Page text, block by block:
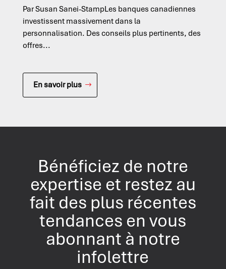
Par Susan Sanei-StampLes banques canadiennes
investissent massivement dans la
personnalisation. Des conseils plus pertinents, des
offres...
En savoir plus
Bénéficiez de notre
expertise et restez au
fait des plus récentes
tendances en vous
abonnant à notre
infolettre